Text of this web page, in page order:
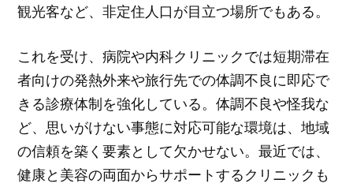
観光客など、非定住人口が目立つ場所でもある。
これを受け、病院や内科クリニックでは短期滞在
者向けの発熱外来や旅行先での体調不良に即応で
きる診療体制を強化している。体調不良や怪我な
ど、思いがけない事態に対応可能な環境は、地域
の信頼を築く要素として欠かせない。最近では、
健康と美容の両面からサポートするクリニックも